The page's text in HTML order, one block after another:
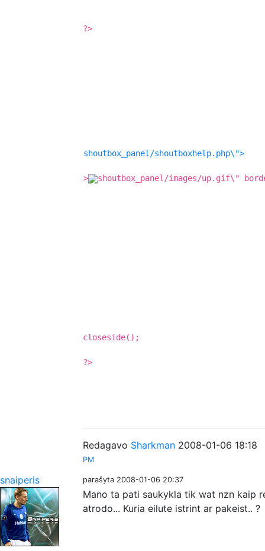
?>
shoutbox_panel/shoutboxhelp.php\">
> shoutbox_panel/images/up.gif\"
closeside();
?>
Redagavo Sharkman 2008-01-06 18:18
PM
snaiperis parašyta 2008-01-06 20:37
Mano ta pati saukykla tik wat nzn kaip
atrodo... Kuria eilute istrint ar pakeist.. ?